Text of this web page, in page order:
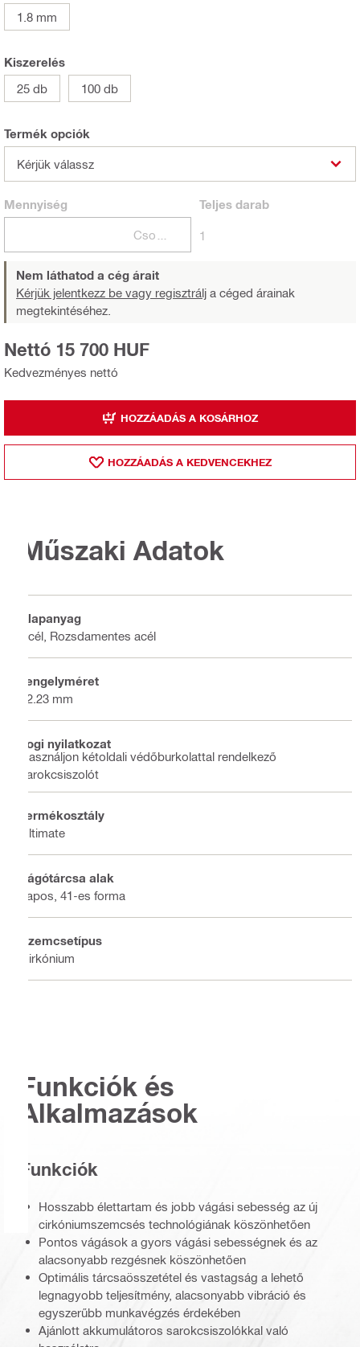
1.8 mm
Kiszerelés
25 db
100 db
Termék opciók
Kérjük válassz
Mennyiség Teljesdarab
1
Nem láthatod a cég árait
Kérjük jelentkezz be vagy regisztrálj a céged árainak
megtekintéséhez.
Kedvezményes nettó
Nettó 15 700 HUF
HOZZÁADÁS A KOSÁRHOZ
HOZZÁADÁS A KEDVENCEKHEZ
Műszaki Adatok
Alapanyag
Acél, Rozsdamentes acél
Tengelyméret
22.23 mm
Jogi nyilatkozat
Használjon kétoldali védőburkolattal rendelkező
sarokcsiszolót
Termékosztály
Ultimate
Vágótárcsa alak
Lapos, 41-es forma
Szemcsetípus
Cirkónium
Funkciók és
Alkalmazások
Funkciók
Hosszabb élettartam és jobb vágási sebesség az új
cirkóniumszemcsés technológiának köszönhetően
Pontos vágások a gyors vágási sebességnek és az
alacsonyabb rezgésnek köszönhetően
Optimális tárcsaösszetétel és vastagság a lehető
legnagyobb teljesítmény, alacsonyabb vibráció és
egyszerűbb munkavégzés érdekében
Ajánlott akkumulátoros sarokcsiszolókkal való